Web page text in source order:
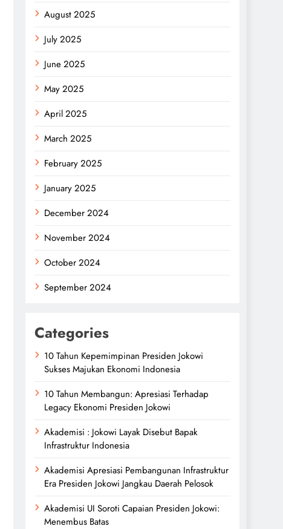
August 2025
July 2025
June 2025
May 2025
April 2025
March 2025
February 2025
January 2025
December 2024
November 2024
October 2024
September 2024
Categories
10 Tahun Kepemimpinan Presiden Jokowi
Sukses Majukan Ekonomi Indonesia
10 Tahun Membangun: Apresiasi Terhadap
Legacy Ekonomi Presiden Jokowi
Akademisi : Jokowi Layak Disebut Bapak
Infrastruktur Indonesia
Akademisi Apresiasi Pembangunan Infrastruktur
Era Presiden Jokowi Jangkau Daerah Pelosok
Akademisi UI Soroti Capaian Presiden Jokowi:
Menembus Batas